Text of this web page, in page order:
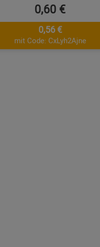
0,60 €
0,56 €
mit Code: CxLyh2Ajne